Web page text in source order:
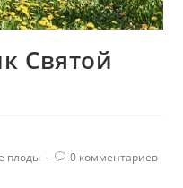
Святой
плоды 0 комментариев